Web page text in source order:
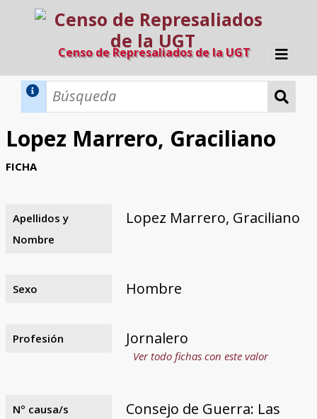
Censo de Represaliados de la UGT
Inicio
Búsqueda Dinámica
Búsqueda Avanzada
Filtros A-Z
Razones y objetivos
El equipo
Colaboradores
Fuentes documentales
Lopez Marrero, Graciliano
FICHA
Apellidos y
Nombre
Lopez Marrero, Graciliano
Sexo Hombre
Profesión Jornalero
Ver todo fichas con este valor
Nº causa/s
Consejo de Guerra: Las